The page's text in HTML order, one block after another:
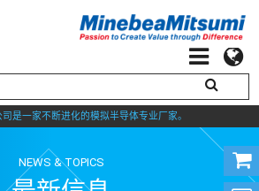
是一家不断进化的模拟半导体专业厂家。
NEWS & TOPICS